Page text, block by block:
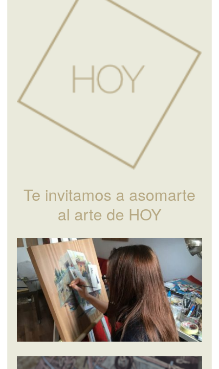
Te invitamos a asomarte
al arte de HOY